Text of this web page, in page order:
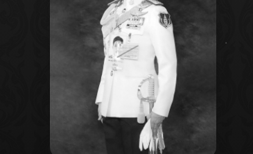
ลุยไม่หยุด!! กรมชลฯ เร่งเคลียร์ผักตบชวา-ติดตั้งเครื่องสูบน้ำ